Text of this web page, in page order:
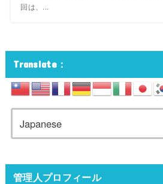
回は、...
Translate：
管理人プロフィール